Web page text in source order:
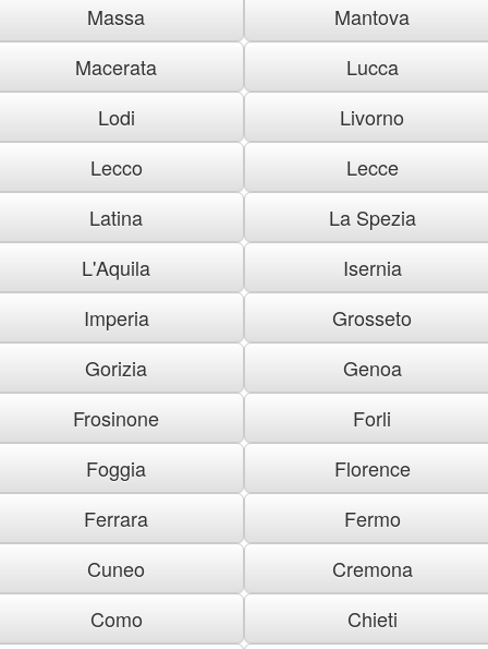
Massa
Mantova
Macerata
Lucca
Lodi
Livorno
Lecco
Lecce
Latina
La Spezia
L'Aquila
Isernia
Imperia
Grosseto
Gorizia
Genoa
Frosinone
Forli
Foggia
Florence
Ferrara
Fermo
Cuneo
Cremona
Como
Chieti